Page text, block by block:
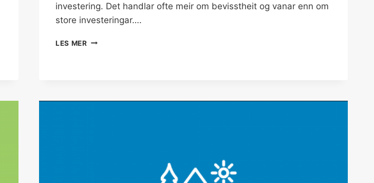
investering. Det handlar ofte meir om bevisstheit og vanar enn om
store investeringar….
LES MERSPAR